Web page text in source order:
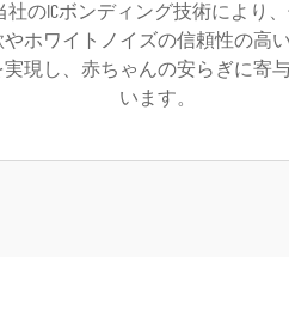
社のICボンディング技術により
やホワイトノイズの信頼性の高
実現し、赤ちゃんの安らぎに寄
います。